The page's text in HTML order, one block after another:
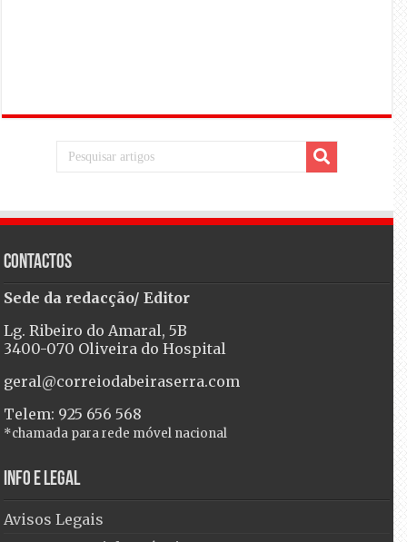
Contactos
Sede da redacção/ Editor
Lg. Ribeiro do Amaral, 5B
3400-070 Oliveira do Hospital
geral@correiodabeiraserra.com
Telem: 925 656 568
*chamada para rede móvel nacional
Info e Legal
Avisos Legais